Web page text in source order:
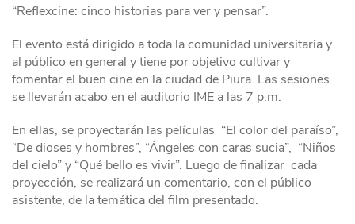
“Reflexcine: cinco historias para ver y pensar”.
El evento está dirigido a toda la comunidad universitaria y
al público en general y tiene por objetivo cultivar y
fomentar el buen cine en la ciudad de Piura. Las sesiones
se llevarán acabo en el auditorio IME a las 7 p.m.
En ellas, se proyectarán las películas “El color del paraíso”,
“De dioses y hombres”, “Ángeles con caras sucia”, “Niños
del cielo” y “Qué bello es vivir”. Luego de finalizar cada
proyección, se realizará un comentario, con el público
asistente, de la temática del film presentado.